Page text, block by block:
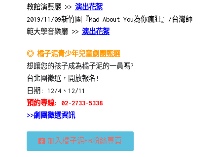
教館演藝廳 >> 演出花絮
2019/11/09新竹團『Mad About You為你瘋狂』/台灣師
範大學音樂廳 >> 演出花絮
◎ 橘子泥青少年兒童劇團甄選
想讓您的孩子成為橘子泥的一員嗎?
台北團徵選，開放報名!
日期: 12/4、12/11
預約專線: 02-2733-5338
>>劇團徵選資訊
加入橘子泥FB粉絲專頁